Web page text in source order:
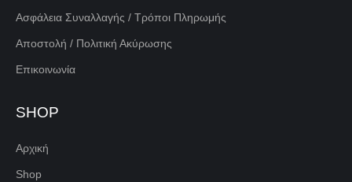
Ασφάλεια Συναλλαγής / Τρόποι Πληρωμής
Αποστολή / Πολιτική Ακύρωσης
Επικοινωνία
SHOP
Αρχική
Shop